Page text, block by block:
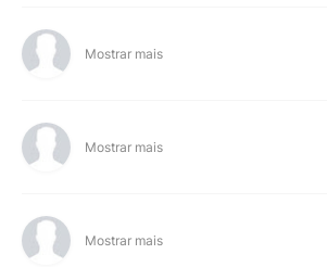
Mostrar mais
Mostrar mais
Mostrar mais